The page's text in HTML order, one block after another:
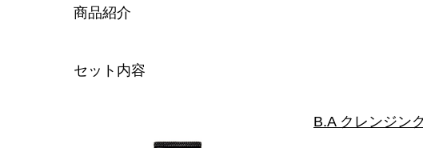
商品紹介
セット内容
B.A クレンジン